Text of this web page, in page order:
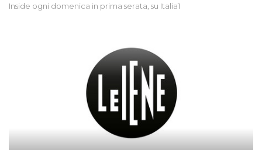
Inside ogni domenica in prima serata, su Italia1